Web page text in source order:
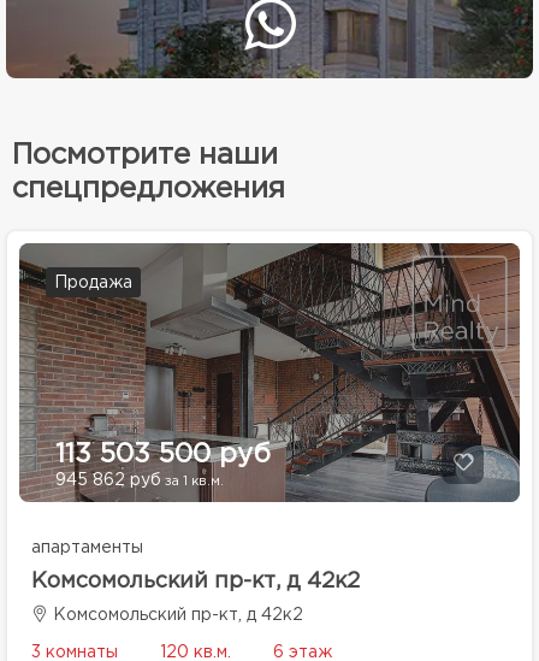
Посмотрите наши
спецпредложения
Продажа
113 503 500 руб
945 862 руб за 1 кв.м.
апартаменты
Комсомольский пр-кт, д 42к2
Комсомольский пр-кт, д 42к2
3 комнаты 120 кв.м. 6 этаж